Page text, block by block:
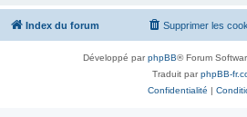
Index du forum Supprimer les
Développé parphpBB® Forum
Traduit parphpBB-
Confidentialité |